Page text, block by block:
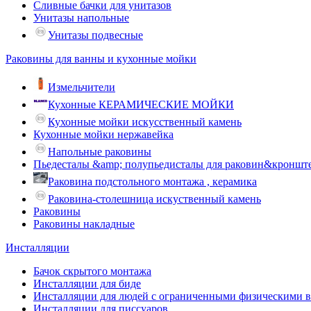
Сливные бачки для унитазов
Унитазы напольные
Унитазы подвесные
Раковины для ванны и кухонные мойки
Измельчители
Кухонные КЕРАМИЧЕСКИЕ МОЙКИ
Кухонные мойки искусственный камень
Кухонные мойки нержавейка
Напольные раковины
Пьедесталы &amp; полупьедисталы для
Раковина подстольного монтажа , керамика
Раковина-столешница искуственный камень
Раковины
Раковины накладные
Инсталляции
Бачок скрытого монтажа
Инсталляции для биде
Инсталляции для людей с ограниченными физическими